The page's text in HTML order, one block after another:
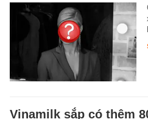
Vinamilk sắp có thêm